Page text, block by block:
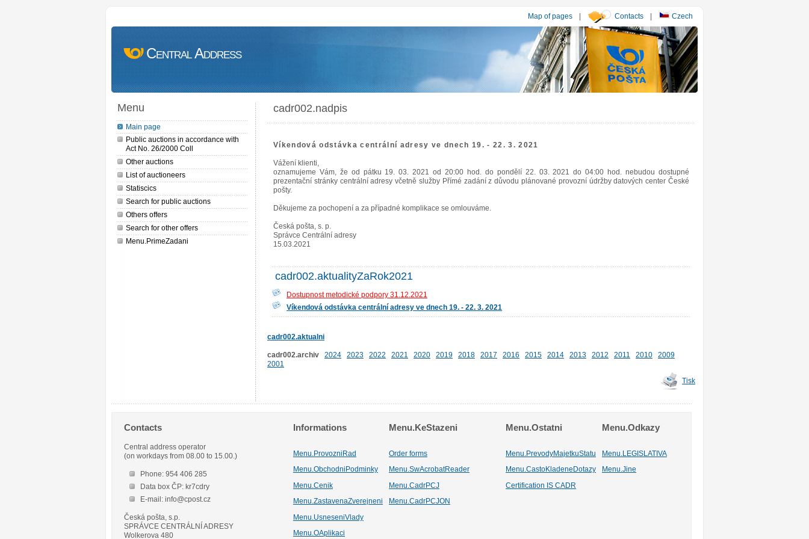
Map of pages | Contacts | Czech
Central Address
Menu
Main page
Public auctions in accordance with
Act No. 26/2000 Coll
Other auctions
List of auctioneers
Statiscics
Search for public auctions
Others offers
Search for other offers
Menu.PrimeZadani
cadr002.nadpis
Víkendová odstávka centrální adresy ve dnech 19. - 22. 3. 2021
Vážení klienti,
oznamujeme Vám, že od pátku 19. 03. 2021 od 20:00 hod. do pondělí 22. 03. 2021 do 04:00 hod. nebudou dostupné
prezentační stránky centrální adresy včetně služby Přímé zadání z důvodu plánované provozní údržby datových center České
pošty.
Děkujeme za pochopení a za případné komplikace se omlouváme.
Česká pošta, s. p.
Správce Centrální adresy
15.03.2021
cadr002.aktualityZaRok2021
Dostupnost metodické podpory 31.12.2021
Víkendová odstávka centrální adresy ve dnech 19. - 22. 3. 2021
cadr002.aktualni
cadr002.archiv 2024 2023 2022 2021 2020 2019 2018 2017 2016 2015 2014 2013 2012 2011 2010
2009
2001
Tisk
Contacts
Central address operator
(on workdays from 08.00 to 15.00.)
Phone: 954 406 285
Data box ČP: kr7cdry
E-mail: info@cpost.cz
Česká pošta, s.p.
SPRÁVCE CENTRÁLNÍ ADRESY
Wolkerova 480
Informations Menu.KeStazeni Menu.Ostatni Menu.Odkazy
Menu.ProvozniRad Order forms Menu.PrevodyMajetkuStatu
Menu.LEGISLATIVA
Menu.ObchodniPodminky
Menu.SwAcrobatReader Menu.CastoKladeneDotazy Menu.Jine
Menu.Cenik Menu.CadrPCJ
Certification IS CADR
Menu.ZastavenaZverejneni
Menu.CadrPCJON
Menu.UsneseniVlady
Menu.OAplikaci